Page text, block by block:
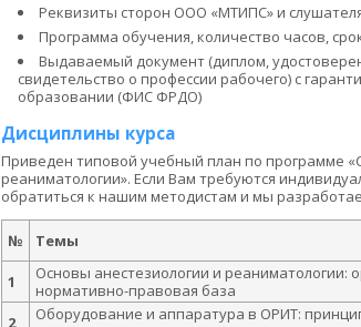
Реквизиты сторон ООО «МТИПС» и
Программа обучения, количество часов,
Выдаваемый документ (диплом,
свидетельство о профессии рабочего) с
образовании (ФИС ФРДО)
Дисциплины курса
Приведен типовой учебный план по программе
реаниматологии». Если Вам требуются
обратиться к нашим методистам и мы
№ Темы
1
Основы анестезиологии и реаниматологии:
нормативно-правовая база
2
Оборудование и аппаратура в ОРИТ: